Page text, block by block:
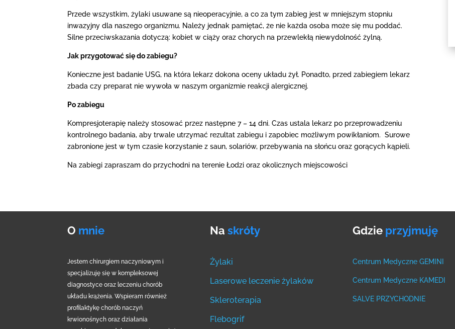
Przede wszystkim, żylaki usuwane są nieoperacyjnie, a co za tym zabieg jest w mniejszym stopniu
inwazyjny dla naszego organizmu. Należy jednak pamiętać, że nie każda osoba może się mu poddać.
Silne przeciwskazania dotyczą: kobiet w ciąży oraz chorych na przewlekłą niewydolność żylną.
Jak przygotować się do zabiegu?
Konieczne jest badanie USG, na która lekarz dokona oceny układu żył. Ponadto, przed zabiegiem lekarz
zbada czy preparat nie wywoła w naszym organizmie reakcji alergicznej.
Po zabiegu
Kompresjoterapię należy stosować przez następne 7 – 14 dni. Czas ustala lekarz po przeprowadzeniu
kontrolnego badania, aby trwale utrzymać rezultat zabiegu i zapobiec możliwym powikłaniom. Surowe
zabronione jest w tym czasie korzystanie z saun, solariów, przebywania na słońcu oraz gorących kąpieli.
Na zabiegi zapraszam do przychodni na terenie Łodzi oraz okolicznych miejscowości
O mnie
Jestem chirurgiem naczyniowym i
specjalizuję się w kompleksowej
diagnostyce oraz leczeniu chorób
układu krążenia. Wspieram również
profilaktykę chorób naczyń
krwionośnych oraz działania
Na skróty
Żylaki
Laserowe leczenie żylaków
Skleroterapia
Flebogrif
Gdzie przyjmuję
Centrum Medyczne GEMINI
Centrum Medyczne KAMEDI
SALVE PRZYCHODNIE